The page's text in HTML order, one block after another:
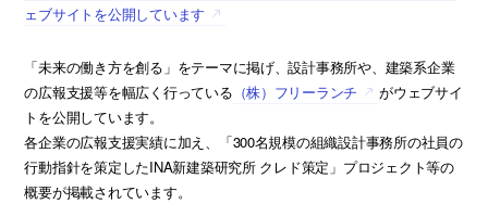
ェブサイトを公開しています
「未来の働き方を創る」をテーマに掲げ、設計事務所や、建築系企業
の広報支援等を幅広く行っている （株）フリーランチ
がウェブサイ
トを公開しています。
各企業の広報支援実績に加え、「300名規模の組織設計事務所の社員の
行動指針を策定したINA新建築研究所 クレド策定」プロジェクト等の
概要が掲載されています。